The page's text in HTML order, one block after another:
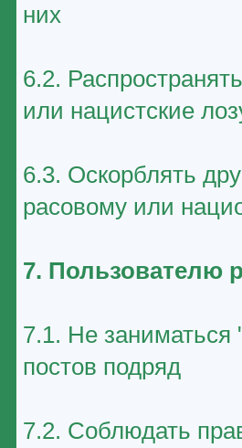
них
6.2.
или нацистские
6.3. Оскорблять
расовому или
7. Пользователю
7.1. Не
постов подряд
7.2. Соблюдать